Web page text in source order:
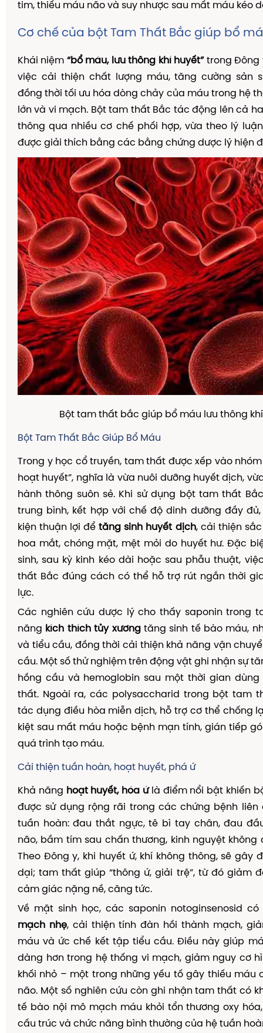
tim, thiếu máu não và suy nhược sau mất máu kéo
Cơ chế của bột Tam Thất Bắc giúp bổ
Khái niệm “bổ máu, lưu thông khí huyết”trong Đông
việc cải thiện chất lượng máu, tăng cường sản
đồng thời tối ưu hóa dòng chảy của máu trong hệ
lớn và vi mạch. Bột tam thất Bắc tác động lên cả
thông qua nhiều cơ chế phối hợp, vừa theo lý
được giải thích bằng các bằng chứng dược lý hiện
Bột tam thất bắc giúp bổ máu lưu thông
Bột Tam Thất Bắc Giúp Bổ Máu
Trong y học cổ truyền, tam thất được xếp vào
hoạt huyết”, nghĩa là vừa nuôi dưỡng huyết dịch,
hành thông suôn sẻ. Khi sử dụng bột tam thất
trung bình, kết hợp với chế độ dinh dưỡng đầy
kiện thuận lợi đểtăng sinh huyết dịch, cải thiện
hoa mắt, chóng mặt, mệt mỏi do huyết hư. Đặc
sinh, sau kỳ kinh kéo dài hoặc sau phẫu thuật,
thất Bắc đúng cách có thể hỗ trợ rút ngắn thời
lực.
Các nghiên cứu dược lý cho thấy saponin trong
năng kích thích tủy xươngtăng sinh tế bào máu,
và tiểu cầu, đồng thời cải thiện khả năng vận
cầu. Một số thử nghiệm trên động vật ghi nhận sự
hồng cầu và hemoglobin sau một thời gian
thất. Ngoài ra, các polysaccharid trong bột tam
tác dụng điều hòa miễn dịch, hỗ trợ cơ thể chống
kiệt sau mất máu hoặc bệnh mạn tính, gián tiếp
quá trình tạo máu.
Cải thiện tuần hoàn, hoạt huyết, phá ứ
Khả năng hoạt huyết, hóa ứlà điểm nổi bật khiến
được sử dụng rộng rãi trong các chứng bệnh liên
tuần hoàn: đau thắt ngực, tê bì tay chân, đau
não, bầm tím sau chấn thương, kinh nguyệt không
Theo Đông y, khi huyết ứ, khí không thông, sẽ gây
dại; tam thất giúp “thông ứ, giải trệ”, từ đó giảm
cảm giác nặng nề, căng tức.
Về mặt sinh học, các saponin notoginsenosid
mạch nhẹ, cải thiện tính đàn hồi thành mạch,
máu và ức chế kết tập tiểu cầu. Điều này giúp
dàng hơn trong hệ thống vi mạch, giảm nguy cơ
khối nhỏ – một trong những yếu tố gây thiếu máu
não. Một số nghiên cứu còn ghi nhận tam thất có
tế bào nội mô mạch máu khỏi tổn thương oxy
cấu trúc và chức năng bình thường của hệ tuần